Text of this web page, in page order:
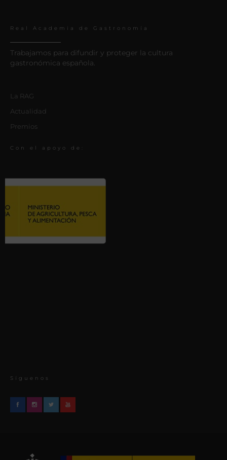
Real Academia de Gastronomía
Trabajamos para difundir y proteger la cultura
gastronómica española.
La RAG
Actualidad
Premios
Con el apoyo de:
Síguenos